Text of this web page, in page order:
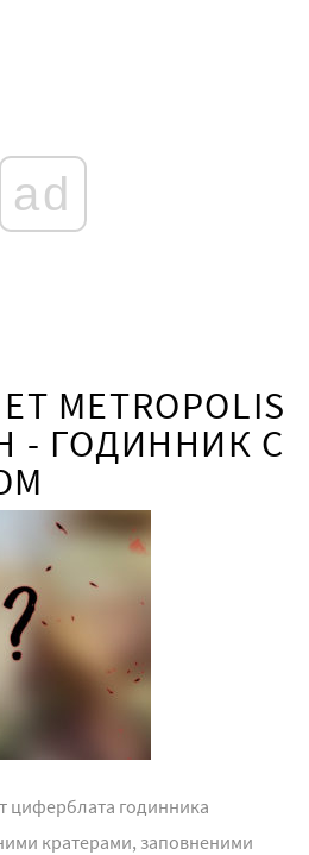
ad
METROPOLIS
- ГОДИННИК C
циферблата годинника
кратерами, заповненими